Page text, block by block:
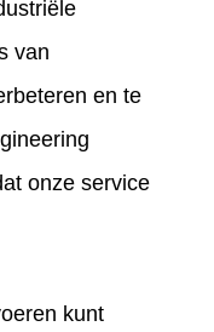
van
en te
onze service
kunt